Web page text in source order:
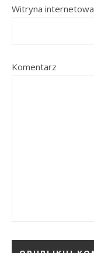
Witryna internetowa
Komentarz